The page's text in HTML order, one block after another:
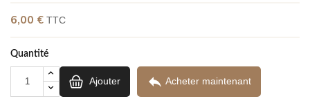
6,00 € TTC
Quantité
Ajouter  Acheter maintenant